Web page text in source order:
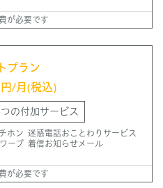
が必要です
プラン
円/月(税込)
の付加サービス
ホン 迷惑電話おことわりサービス
プ 着信お知らせメール
が必要です